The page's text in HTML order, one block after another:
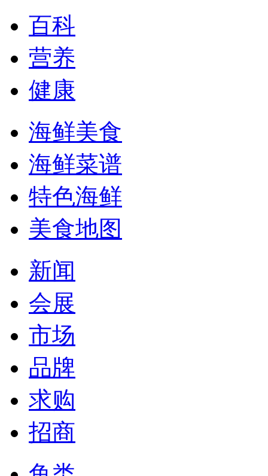
百科
营养
健康
海鲜美食
海鲜菜谱
特色海鲜
美食地图
新闻
会展
市场
品牌
求购
招商